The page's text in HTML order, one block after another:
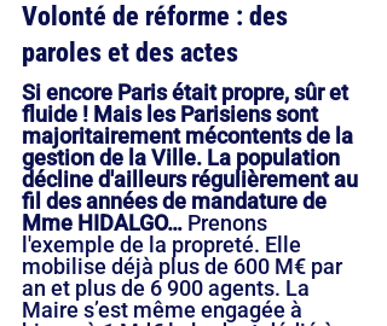
Volonté de réforme : des
paroles et des actes
Si encore Paris était propre, sûr et
fluide ! Mais les Parisiens sont
majoritairement mécontents de la
gestion de la Ville. La population
décline d'ailleurs régulièrement au
fil des années de mandature de
Mme HIDALGO… Prenons
l'exemple de la propreté. Elle
mobilise déjà plus de 600 M€ par
an et plus de 6 900 agents. La
Maire s’est même engagée à